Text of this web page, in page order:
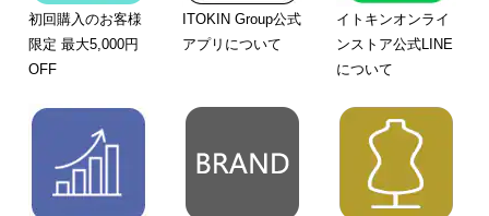
初回購入のお客様
限定 最大5,000円
OFF
ITOKIN Group公式
アプリについて
イトキンオンライ
ンストア公式LINE
について